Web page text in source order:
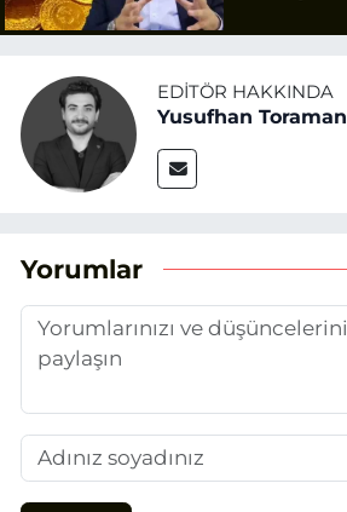
EDITÖR HAKKINDA
Yusufhan Toraman
Yorumlar